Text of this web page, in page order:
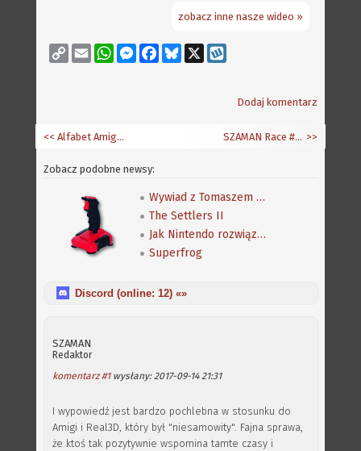
zobacz inne nasze wideo »
Copy
Link
Email WhatsAppMessenger
FacebookBluesky
Dodaj komentarz
SZAMAN Race #16 - dlaczego "klasyczna" Amiga >>
<< Alfabet Amigi: "X jak X-Window"
Zobacz podobne newsy:
Wywiad z Tomaszem Cechowskim, autorem gry Zdrajca
The Settlers II
Jak Nintendo rozwiązało problem otwartego świata
Superfrog
Discord (online: 12) «»
SZAMAN
Redaktor
komentarz #1wysłany: 2017-09-14 21:31
I wypowiedź jest bardzo pochlebna w stosunku do
Amigi i Real3D, który był "niesamowity". Fajna sprawa,
że ktoś tak pozytywnie wspomina tamte czasy i